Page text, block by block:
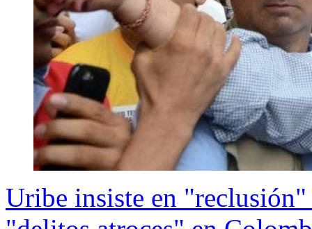
Uribe insiste en